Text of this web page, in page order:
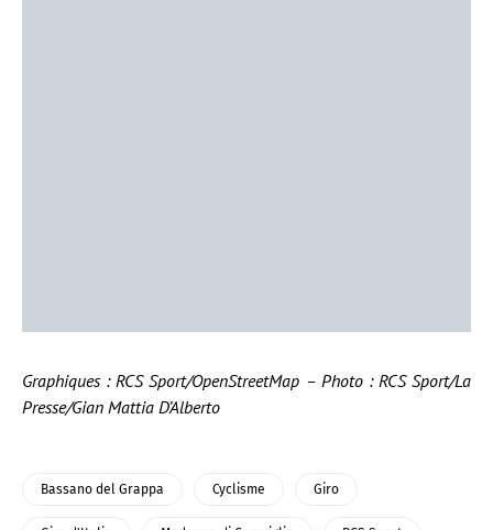
Graphiques : RCS Sport/OpenStreetMap – Photo : RCS Sport/La
Presse/Gian Mattia D’Alberto
Bassano del Grappa Cyclisme Giro